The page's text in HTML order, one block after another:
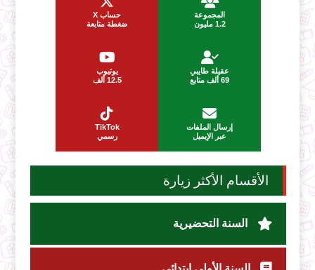
المجموعة
1.2 مليون
حساب X
ضغطة متابعة
عقيلة طايبي
69 ألف متابع
يوتيوب
12.5 ألف
إرسال الملفات
عبر الإيميل
TikTok
رسمي
الأقسام الأكثر زيارة
السنة التحضيرية